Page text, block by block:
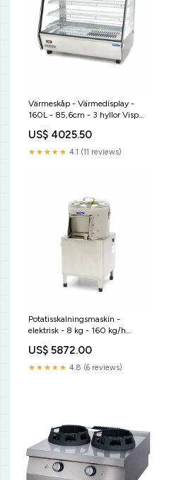
Värmeskåp - Värmedisplay -
160L - 85,6cm - 3 hyllor Vispa
US$ 4025.50
★★★★★ 4.1 (11 reviews)
Potatisskalningsmaskin -
elektrisk - 8 kg - 160 kg/h
US$ 5872.00
★★★★★ 4.8 (6 reviews)